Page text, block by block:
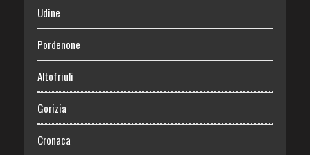
Udine
Pordenone
Altofriuli
Gorizia
Cronaca